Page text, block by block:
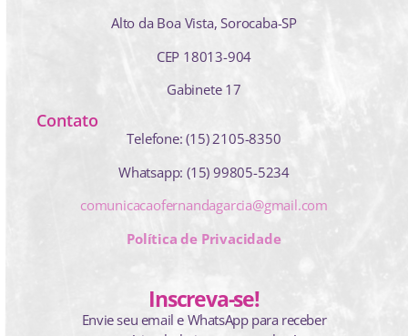
Alto da Boa Vista, Sorocaba-SP
CEP 18013-904
Gabinete 17
Contato
Telefone: (15) 2105-8350
Whatsapp: (15) 99805-5234
comunicacaofernandagarcia@gmail.com
Política de Privacidade
Inscreva-se!
Envie seu email e WhatsApp para receber